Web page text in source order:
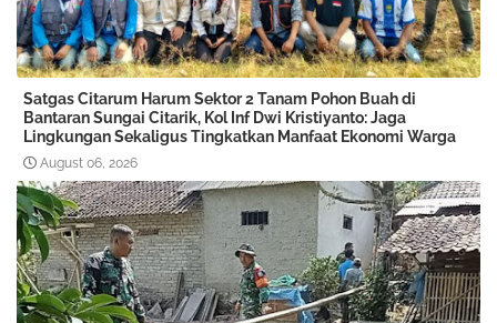
Satgas Citarum Harum Sektor 2 Tanam Pohon Buah di
Bantaran Sungai Citarik, Kol Inf Dwi Kristiyanto: Jaga
Lingkungan Sekaligus Tingkatkan Manfaat Ekonomi Warga
August 06, 2026